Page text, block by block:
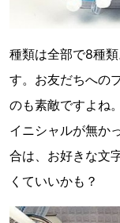
種類は全部で8種
す。お友だちへの
のも素敵ですよね。
イニシャルが無か
合は、お好きな文
くていいかも？